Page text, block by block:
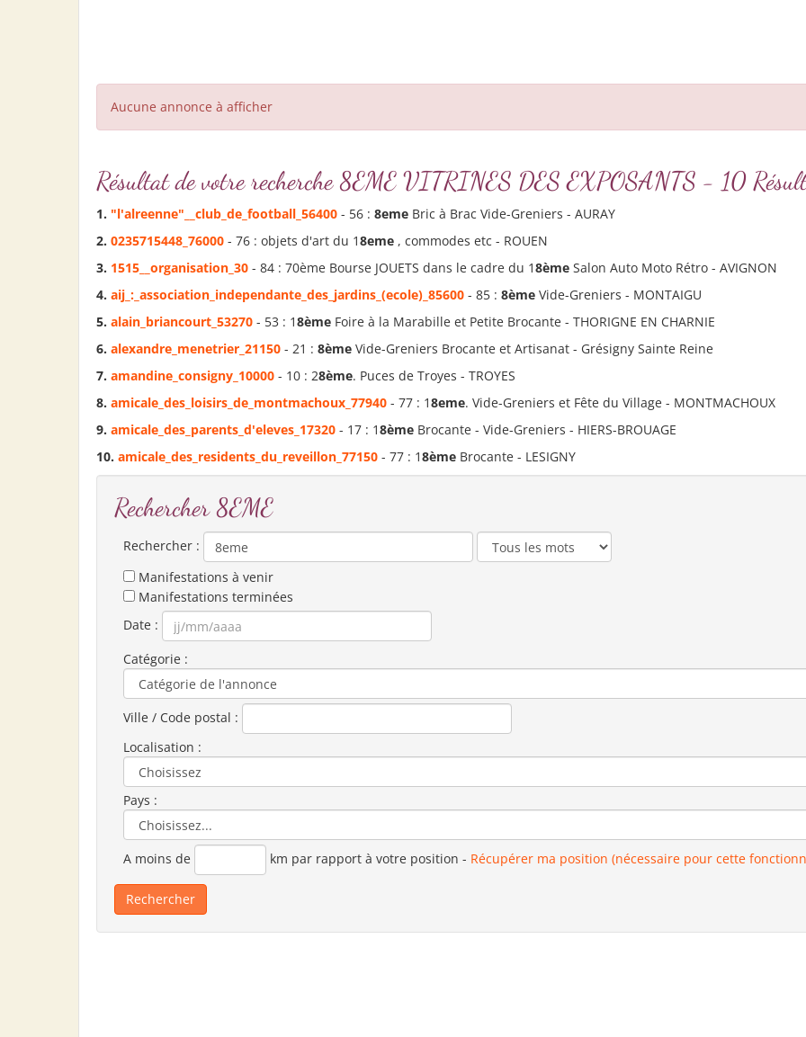
Aucune annonce à afficher
Résultat de votre recherche 8EME VITRINES DES EXPOSANTS - 10
1. "l'alreenne"__club_de_football_56400 - 56 : 8eme Bric à Brac Vide-Greniers - AURAY
2. 0235715448_76000 - 76 : objets d'art du 18eme , commodes etc - ROUEN
3. 1515__organisation_30 - 84 : 70ème Bourse JOUETS dans le cadre du 18ème Salon Auto Moto Rétro - AVIGNON
4. aij_:_association_independante_des_jardins_(ecole)_85600 - 85 : 8ème Vide-Greniers - MONTAIGU
5. alain_briancourt_53270 - 53 : 18ème Foire à la Marabille et Petite Brocante - THORIGNE EN CHARNIE
6. alexandre_menetrier_21150 - 21 : 8ème Vide-Greniers Brocante et Artisanat - Grésigny Sainte Reine
7. amandine_consigny_10000 - 10 : 28ème. Puces de Troyes - TROYES
8. amicale_des_loisirs_de_montmachoux_77940 - 77 : 18eme. Vide-Greniers et Fête du Village - MONTMACHOUX
9. amicale_des_parents_d'eleves_17320 - 17 : 18ème Brocante - Vide-Greniers - HIERS-BROUAGE
10. amicale_des_residents_du_reveillon_77150 - 77 : 18ème Brocante - LESIGNY
Rechercher 8EME
Rechercher :
Manifestations à venir
Manifestations terminées
Date :
Catégorie :
Ville / Code postal :
Localisation :
Pays :
A moins de km par rapport à votre position - Récupérer ma position (nécessaire pour cette